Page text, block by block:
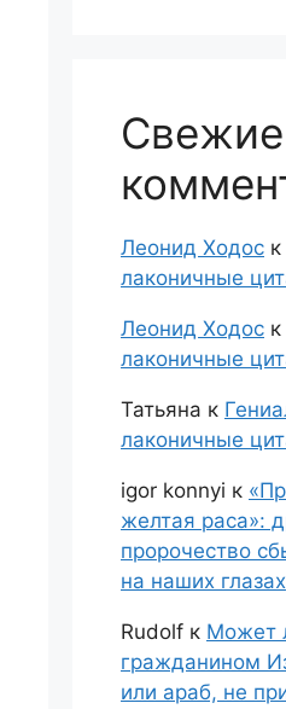
Свежие
Леонид Ходос к
лаконичные
Леонид Ходос к
лаконичные
Татьяна к
лаконичные
igor konnyi к
желтая раса»:
пророчество
на наших глазах
Rudolf к Может
гражданином
или араб, не